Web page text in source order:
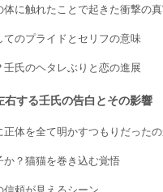
体に触れたことで起きた衝撃の
てのプライドとセリフの意味
壬氏のヘタレぶりと恋の進展
右する壬氏の告白とその影響
正体を全て明かすつもりだったの
か？猫猫を巻き込む覚悟